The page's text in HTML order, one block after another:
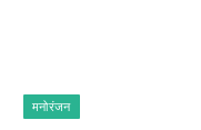
मनोरंजन